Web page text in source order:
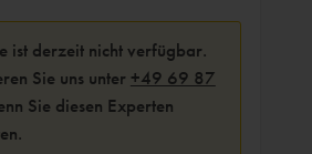
ist derzeit nicht verfügbar.
Sie uns unter +49 69 87
Sie diesen Experten